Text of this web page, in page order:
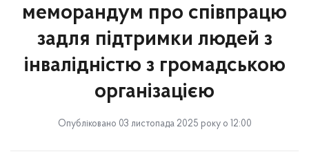
меморандум про співпрацю
задля підтримки людей з
інвалідністю з громадською
організацією
Опубліковано 03 листопада 2025 року о 12:00